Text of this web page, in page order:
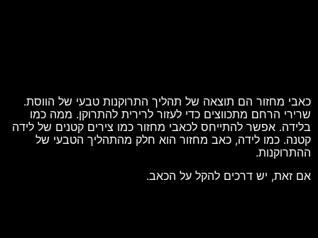
כאבי מחזור הם תוצאה של תהליך התרוקנות טבעי של הווסת.
שרירי הרחם מתכווצים כדי לעזור לרירית להתרוקן. ממה כמו
בלידה. אפשר להתייחס לכאבי מחזור כמו צירים קטנים של לידה
קטנה. כמו לידה, כאב מחזור הוא חלק מהתהליך הטבעי של
ההתרוקנות.
אם זאת, יש דרכים להקל על הכאב.